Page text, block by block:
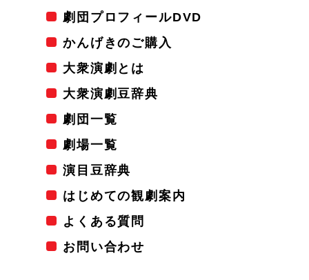
劇団プロフィールDVD
かんげきのご購入
大衆演劇とは
大衆演劇豆辞典
劇団一覧
劇場一覧
演目豆辞典
はじめての観劇案内
よくある質問
お問い合わせ